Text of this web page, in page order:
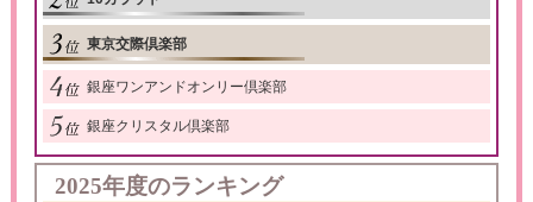
東京交際倶楽部
銀座ワンアンドオンリー倶楽部
銀座クリスタル倶楽部
2025年度のランキング